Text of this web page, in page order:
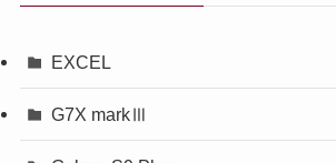
EXCEL
G7X markⅢ